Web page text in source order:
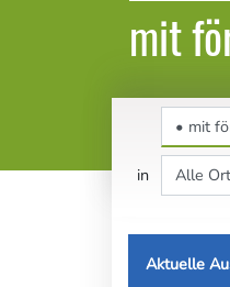
mit
in Ort
Aktuelle